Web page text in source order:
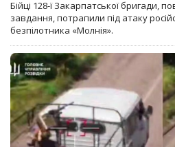
Бійці 128-ї Закарпатської бригади,
завдання, потрапили під атаку
безпілотника «Молнія».